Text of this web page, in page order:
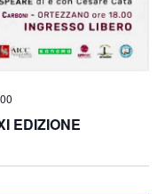
EDIZIONE